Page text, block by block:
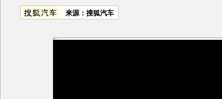
来源：搜狐汽车